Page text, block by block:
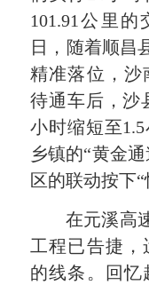
101.91公里
日，随着顺昌
精准落位，沙
待通车后，沙
小时缩短至
乡镇的“黄金
区的联动按下“
在元溪高
工程已告捷，
的线条。回忆